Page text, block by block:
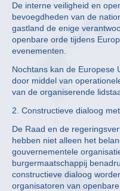
De interne veiligheid en
bevoegdheden van de
gastland de enige
openbare orde tijdens
evenementen.
Nochtans kan de Europese
door middel van
van de organiserende
2. Constructieve dialoog
De Raad en de
hebben niet alleen het
gouvernementele
burgermaatschappij
constructieve dialoog
organisatoren van